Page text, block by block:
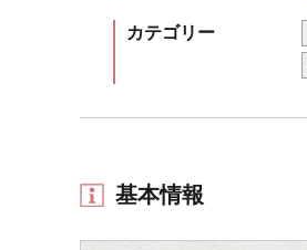
カテゴリー
基本情報